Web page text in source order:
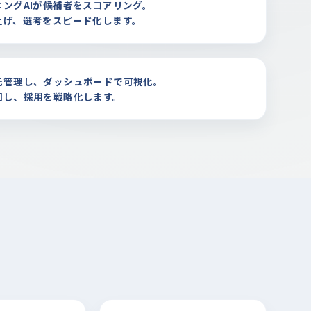
グAIが候補者をスコアリング。
、選考をスピード化します。
理し、ダッシュボードで可視化。
、採用を戦略化します。